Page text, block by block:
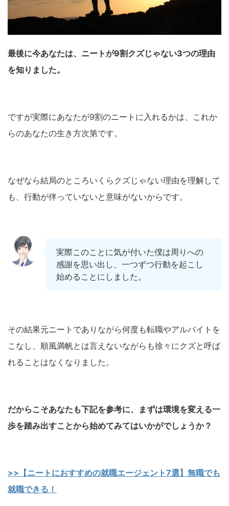
最後に今あなたは、ニートが9割クズじゃない3つの理由
を知りました。
ですが実際にあなたが9割のニートに入れるかは、これか
らのあなたの生き方次第です。
なぜなら結局のところいくらクズじゃない理由を理解して
も、行動が伴っていないと意味がないからです。
実際このことに気が付いた僕は周りへの
感謝を思い出し、一つずつ行動を起こし
始めることにしました。
その結果元ニートでありながら何度も転職やアルバイトを
こなし、順風満帆とは言えないながらも徐々にクズと呼ば
れることはなくなりました。
だからこそあなたも下記を参考に、まずは環境を変える一
歩を踏み出すことから始めてみてはいかがでしょうか？
>>【ニートにおすすめの就職エージェント7選】無職でも
就職できる！